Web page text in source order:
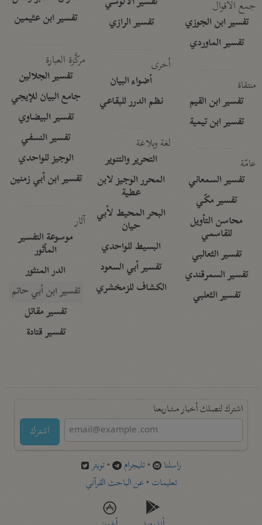
جمع الأقوال
تفسير ابن الجوزي
تفسير الماوردي
منتقاة
تفسير ابن القيم
تفسير ابن تيمية
عامّة
تفسير السمعاني
تفسير مكّي
محاسن التأويل
للقاسمي
تفسير الثعالبي
تفسير السمرقندي
تفسير الثعلبي
تفسير الرازي
أخرى
أضواء البيان
نظم الدرر للبقاعي
لغة وبلاغة
التحرير والتنوير
المحرر الوجيز لابن
عطية
البحر المحيط لأبي
حيان
البسيط للواحدي
تفسير أبي السعود
الكشاف للزمخشري
تفسير ابن عثيمين
مركَّزة العبارة
تفسير الجلالين
جامع البيان للإيجي
تفسير البيضاوي
تفسير النسفي
الوجيز للواحدي
تفسير ابن أبي زمنين
آثار
موسوعة التفسير
المأثور
الدر المنثور
تفسير ابن أبي حاتم
تفسير مقاتل
تفسير قتادة
اشترك لتصلك أخبار مشاريعنا
اشترك
راسلنا •تليجرام •تويتر
تعليمات •عن الباحث القرآني